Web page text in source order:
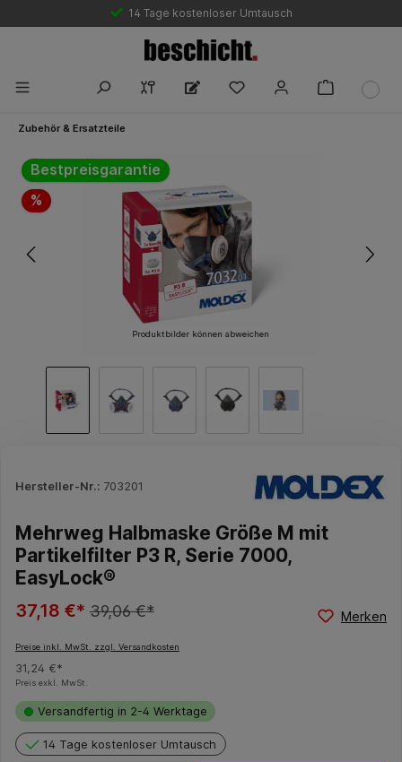
14 Tage kostenloser Umtausch
Marktführende Bestpreisgarantie
Zubehör & Ersatzteile
Bildergalerie überspringen
Bestpreisgarantie
%
Produktbilder können abweichen
Hersteller-Nr.: 703201
Mehrweg Halbmaske Größe M mit
Partikelfilter P3 R, Serie 7000,
EasyLock®
37,18 €* 39,06 €* Merken
Preise inkl. MwSt. zzgl. Versandkosten
31,24 €*
Preis exkl. MwSt.
Versandfertig in 2-4 Werktage
14 Tage kostenloser Umtausch